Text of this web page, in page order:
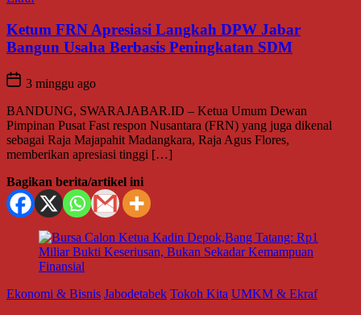
Ketum FRN Apresiasi Langkah DPW Jabar
Bangun Usaha Berbasis Peningkatan SDM
3 minggu ago
BANDUNG, SWARAJABAR.ID – Ketua Umum Dewan
Pimpinan Pusat Fast respon Nusantara (FRN) yang juga dikenal
sebagai Raja Majapahit Madangkara, Raja Agus Flores,
memberikan apresiasi tinggi […]
Bagikan berita/artikel ini
Ekonomi & Bisnis Jabodetabek Tokoh Kita UMKM & Ekraf